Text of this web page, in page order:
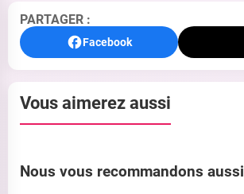
PARTAGER :
Facebook
Vous aimerez aussi
Nous vous recommandons aussi